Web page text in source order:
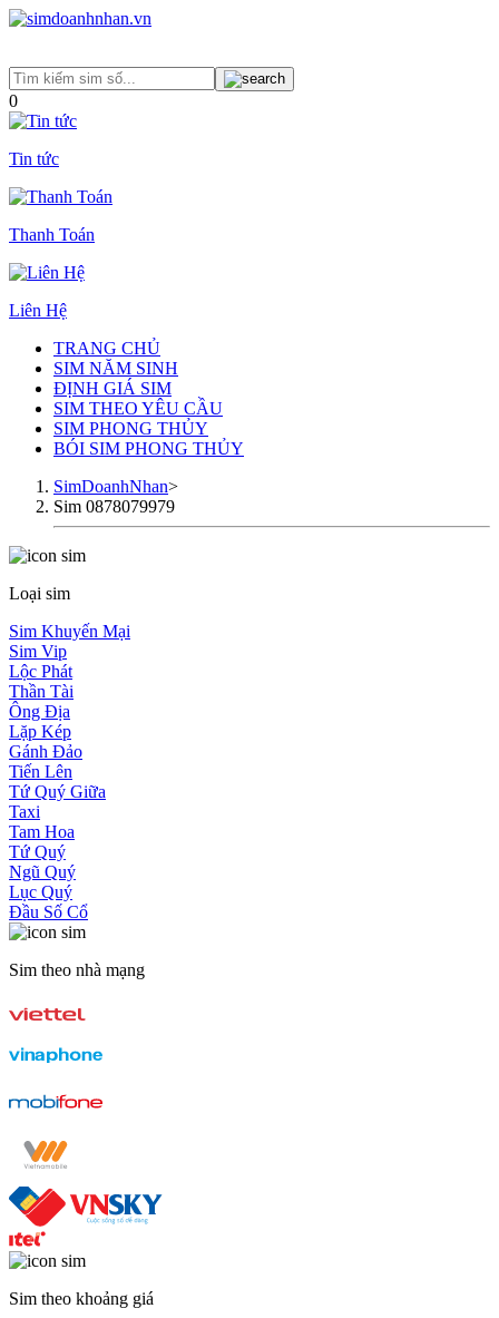
0
Tin tức
Thanh Toán
Liên Hệ
TRANG CHỦ
SIM NĂM SINH
ĐỊNH GIÁ SIM
SIM THEO YÊU CẦU
SIM PHONG THỦY
BÓI SIM PHONG THỦY
SimDoanhNhan>
Sim 0878079979
Loại sim
Sim Khuyến Mại
Sim Vip
Lộc Phát
Thần Tài
Ông Địa
Lặp Kép
Gánh Đảo
Tiến Lên
Tứ Quý Giữa
Taxi
Tam Hoa
Tứ Quý
Ngũ Quý
Lục Quý
Đầu Số Cổ
Sim theo nhà mạng
Sim theo khoảng giá